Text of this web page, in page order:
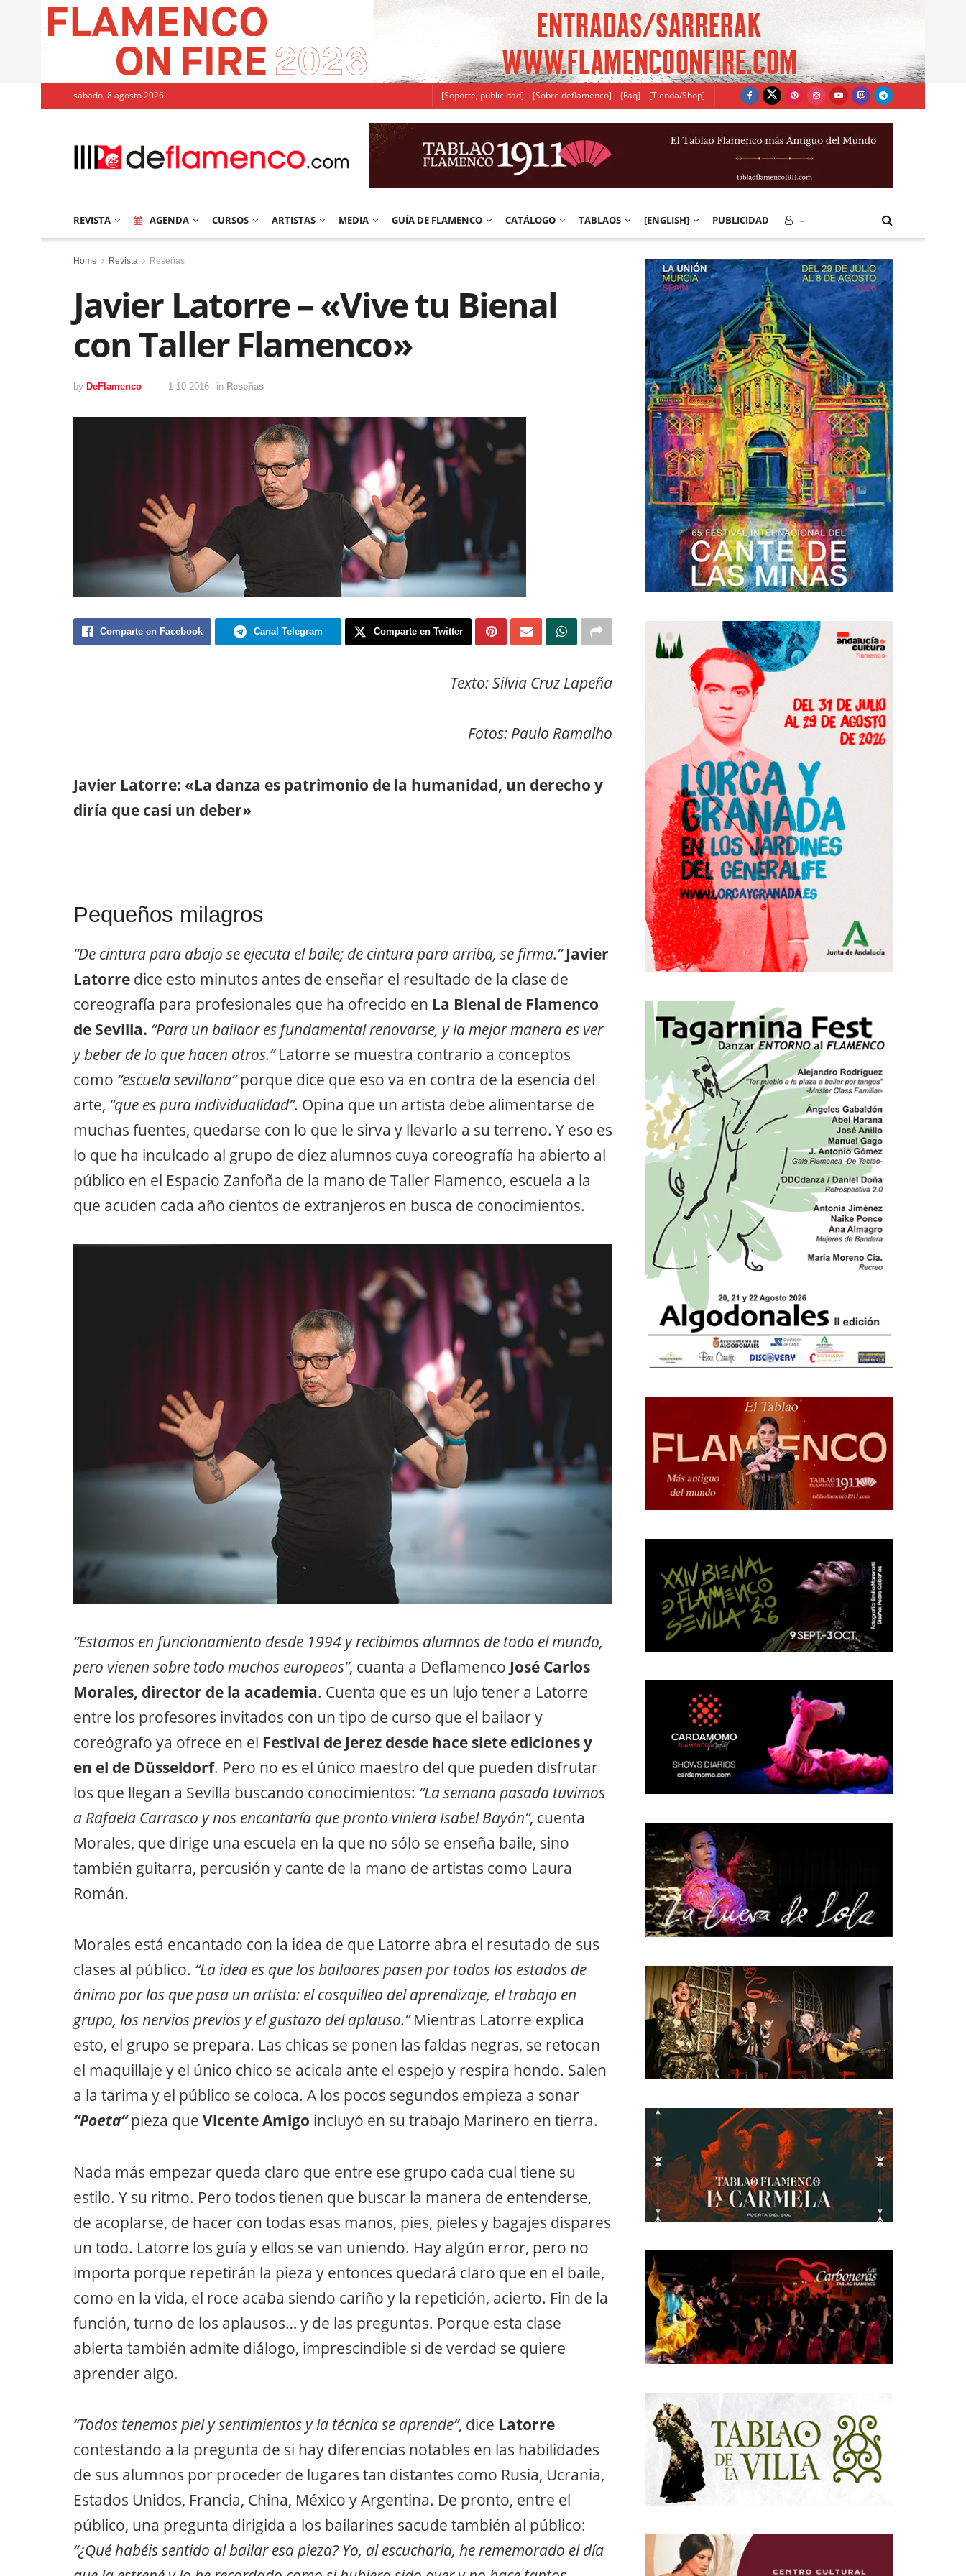
sábado, 8 agosto 2026 [Soporte, publicidad] [Sobre deflamenco] [Faq] [Tienda/Shop]
REVISTA AGENDA CURSOS ARTISTAS MEDIA GUÍA DE FLAMENCO CATÁLOGO TABLAOS [ENGLISH] PUBLICIDAD –
Home Revista Reseñas
Javier Latorre – «Vive tu Bienal
con Taller Flamenco»
by DeFlamenco 1 10 2016 in Reseñas
Comparte en Facebook Canal Telegram Comparte en Twitter
Texto: Silvia Cruz Lapeña
Fotos: Paulo Ramalho
Javier Latorre: «La danza es patrimonio de la humanidad, un derecho y
diría que casi un deber»
Pequeños milagros
“De cintura para abajo se ejecuta el baile; de cintura para arriba, se firma.”Javier
Latorre dice esto minutos antes de enseñar el resultado de la clase de
coreografía para profesionales que ha ofrecido en La Bienal de Flamenco
de Sevilla. “Para un bailaor es fundamental renovarse, y la mejor manera es ver
y beber de lo que hacen otros.”Latorre se muestra contrario a conceptos
como “escuela sevillana”porque dice que eso va en contra de la esencia del
arte, “que es pura individualidad”. Opina que un artista debe alimentarse de
muchas fuentes, quedarse con lo que le sirva y llevarlo a su terreno. Y eso es
lo que ha inculcado al grupo de diez alumnos cuya coreografía ha abierto al
público en el Espacio Zanfoña de la mano de Taller Flamenco, escuela a la
que acuden cada año cientos de extranjeros en busca de conocimientos.
“Estamos en funcionamiento desde 1994 y recibimos alumnos de todo el mundo,
pero vienen sobre todo muchos europeos”, cuanta a Deflamenco José Carlos
Morales, director de la academia. Cuenta que es un lujo tener a Latorre
entre los profesores invitados con un tipo de curso que el bailaor y
coreógrafo ya ofrece en el Festival de Jerez desde hace siete ediciones y
en el de Düsseldorf. Pero no es el único maestro del que pueden disfrutar
los que llegan a Sevilla buscando conocimientos: “La semana pasada tuvimos
a Rafaela Carrasco y nos encantaría que pronto viniera Isabel Bayón”, cuenta
Morales, que dirige una escuela en la que no sólo se enseña baile, sino
también guitarra, percusión y cante de la mano de artistas como Laura
Román.
Morales está encantado con la idea de que Latorre abra el resutado de sus
clases al público. “La idea es que los bailaores pasen por todos los estados de
ánimo por los que pasa un artista: el cosquilleo del aprendizaje, el trabajo en
grupo, los nervios previos y el gustazo del aplauso.”Mientras Latorre explica
esto, el grupo se prepara. Las chicas se ponen las faldas negras, se retocan
el maquillaje y el único chico se acicala ante el espejo y respira hondo. Salen
a la tarima y el público se coloca. A los pocos segundos empieza a sonar
“Poeta“pieza que Vicente Amigo incluyó en su trabajo Marinero en tierra.
Nada más empezar queda claro que entre ese grupo cada cual tiene su
estilo. Y su ritmo. Pero todos tienen que buscar la manera de entenderse,
de acoplarse, de hacer con todas esas manos, pies, pieles y bagajes dispares
un todo. Latorre los guía y ellos se van uniendo. Hay algún error, pero no
importa porque repetirán la pieza y entonces quedará claro que en el baile,
como en la vida, el roce acaba siendo cariño y la repetición, acierto. Fin de la
función, turno de los aplausos… y de las preguntas. Porque esta clase
abierta también admite diálogo, imprescindible si de verdad se quiere
aprender algo.
“Todos tenemos piel y sentimientos y la técnica se aprende”, dice Latorre
contestando a la pregunta de si hay diferencias notables en las habilidades
de sus alumnos por proceder de lugares tan distantes como Rusia, Ucrania,
Estados Unidos, Francia, China, México y Argentina. De pronto, entre el
público, una pregunta dirigida a los bailarines sacude también al público:
“¿Qué habéis sentido al bailar esa pieza? Yo, al escucharla, he rememorado el día